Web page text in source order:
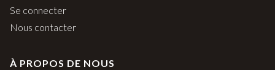
Se connecter
Nous contacter
À PROPOS DE NOUS